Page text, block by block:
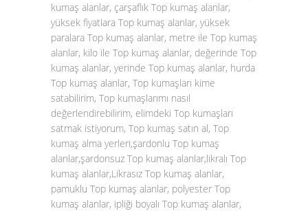
kumaş alanlar, çarşaflık Top kumaş alanlar,
yüksek fiyatlara Top kumaş alanlar, yüksek
paralara Top kumaş alanlar, metre ile Top kumaş
alanlar, kilo ile Top kumaş alanlar, değerinde Top
kumaş alanlar, yerinde Top kumaş alanlar, hurda
Top kumaş alanlar, Top kumaşları kime
satabilirim, Top kumaşlarımı nasıl
değerlendirebilirim, elimdeki Top kumaşları
satmak istiyorum, Top kumaş satın al, Top
kumaş alma yerleri,şardonlu Top kumaş
alanlar,şardonsuz Top kumaş alanlar,likralı Top
kumaş alanlar,Likrasız Top kumaş alanlar,
pamuklu Top kumaş alanlar, polyester Top
kumaş alanlar, ipliği boyalı Top kumaş alanlar,